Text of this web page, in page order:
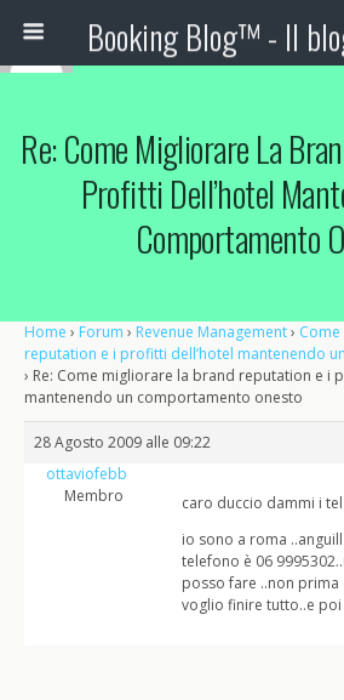
Re: Come Migliorare La
Profitti Dell’hotel
Comportamento
Home › Forum › Revenue Management›
reputation e i profitti dell’hotel mantenendo
› Re: Come migliorare la brand reputation e i
mantenendo un comportamento onesto
28 Agosto 2009 alle 09:22
ottaviofebb
Membro
caro duccio dammi i
io sono a roma
telefono è 06
posso fare ..non
voglio finire tutto..e